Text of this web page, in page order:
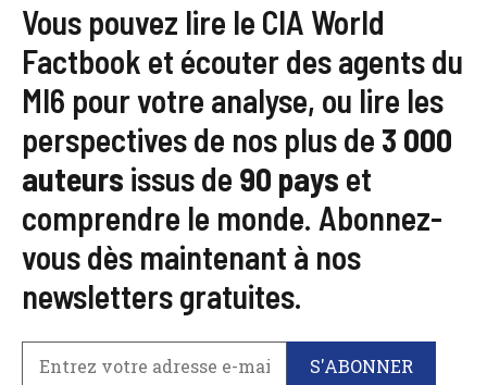
Vous pouvez lire le CIA World
Factbook et écouter des agents du
MI6 pour votre analyse, ou lire les
perspectives de nos plus de 3 000
auteurs issus de 90 pays et
comprendre le monde. Abonnez-
vous dès maintenant à nos
newsletters gratuites.